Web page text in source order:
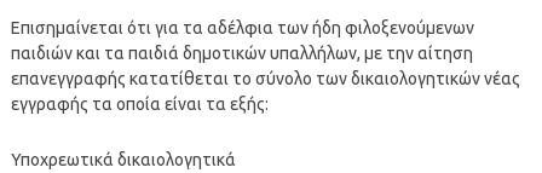
Επισημαίνεται ότι για τα αδέλφια των ήδη φιλοξενούμενων
παιδιών και τα παιδιά δημοτικών υπαλλήλων, με την αίτηση
επανεγγραφής κατατίθεται το σύνολο των δικαιολογητικών νέας
εγγραφής τα οποία είναι τα εξής:
Υποχρεωτικά δικαιολογητικά